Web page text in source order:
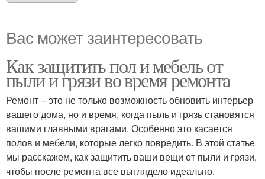
Вас может заинтересовать
Как защитить пол и мебель от
пыли и грязи во время ремонта
Ремонт – это не только возможность обновить интерьер
вашего дома, но и время, когда пыль и грязь становятся
вашими главными врагами. Особенно это касается
полов и мебели, которые легко повредить. В этой статье
мы расскажем, как защитить ваши вещи от пыли и грязи,
чтобы после ремонта все выглядело идеально.